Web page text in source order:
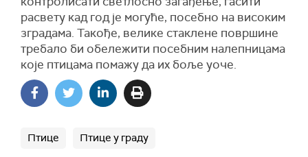
расвету кад год је могуће, посебно на високим
зградама. Такође, велике стаклене површине
требало би обележити посебним налепницама
које птицама помажу да их боље уоче.
Птице Птице у граду